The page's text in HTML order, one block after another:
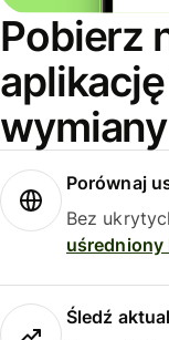
Pobierz
Porównaj
Bez
uśredniony
Śledź